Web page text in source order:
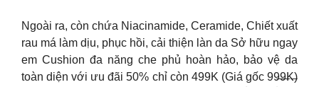
Ngoài ra, còn chứa Niacinamide, Ceramide, Chiết xuất
rau má làm dịu, phục hồi, cải thiện làn da Sở hữu ngay
em Cushion đa năng che phủ hoàn hảo, bảo vệ da
toàn diện với ưu đãi 50% chỉ còn 499K (Giá gốc 99̶9̶̶̶K̶)